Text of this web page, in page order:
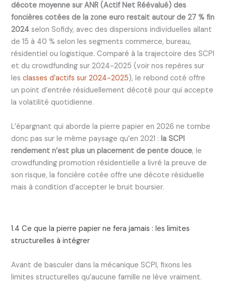
décote moyenne sur ANR (Actif Net Réévalué) des
foncières cotées de la zone euro restait autour de 27 % fin
2024 selon Sofidy, avec des dispersions individuelles allant
de 15 à 40 % selon les segments commerce, bureau,
résidentiel ou logistique. Comparé à la trajectoire des SCPI
et du crowdfunding sur 2024-2025 (voir nos repères sur
lesclasses d’actifs sur 2024-2025), le rebond coté offre
un point d’entrée résiduellement décoté pour qui accepte
la volatilité quotidienne.
L’épargnant qui aborde la pierre papier en 2026 ne tombe
donc pas sur le même paysage qu’en 2021 :la SCPI
rendement n’est plus un placement de pente douce, le
crowdfunding promotion résidentielle a livré la preuve de
son risque, la foncière cotée offre une décote résiduelle
mais à condition d’accepter le bruit boursier.
1.4 Ce que la pierre papier ne fera jamais : les limites
structurelles à intégrer
Avant de basculer dans la mécanique SCPI, fixons les
limites structurelles qu’aucune famille ne lève vraiment.